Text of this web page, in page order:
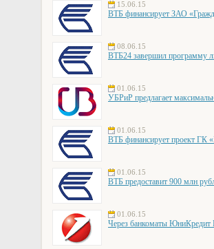
15.06.15
ВТБ финансирует ЗАО
08.06.15
ВТБ24 завершил программу
01.06.15
УБРиР предлагает
01.06.15
ВТБ финансирует проект ГК
01.06.15
ВТБ предоставит 900 млн
01.06.15
Через банкоматы ЮниКредит